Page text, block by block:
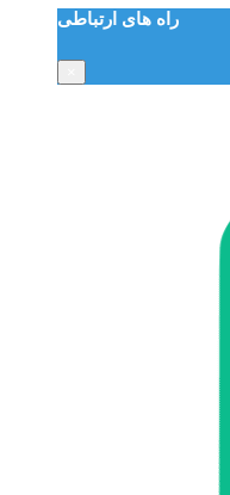
راه های ارتباطی